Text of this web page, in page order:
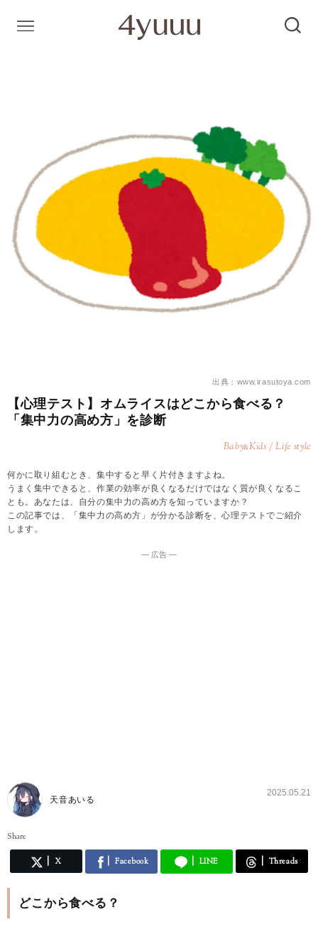
出典：www.irasutoya.com
【心理テスト】オムライスはどこから食べる？
「集中力の高め方」を診断
Baby&Kids / Life style
何かに取り組むとき、集中すると早く片付きますよね。
うまく集中できると、作業の効率が良くなるだけではなく質が良くなるこ
とも。あなたは、自分の集中力の高め方を知っていますか？
この記事では、「集中力の高め方」が分かる診断を、心理テストでご紹介
します。
― 広告 ―
天音あいる
2025.05.21
Share
X Facebook LINE Threads
どこから食べる？